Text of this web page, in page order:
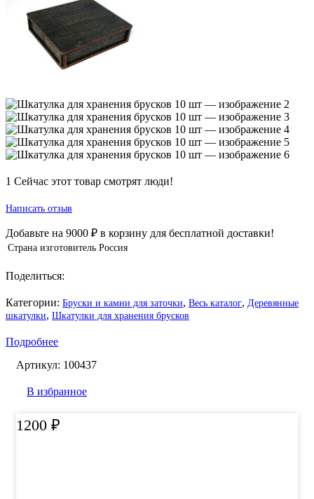
1 Сейчас этот товар смотрят люди!
Написать отзыв
Добавьте на 9000 ₽ в корзину для бесплатной доставки!
Страна изготовитель Россия
Поделиться:
Категории: Бруски и камни для заточки, Весь каталог, Деревянные
шкатулки, Шкатулки для хранения брусков
Подробнее
Артикул: 100437
В избранное
1200 ₽